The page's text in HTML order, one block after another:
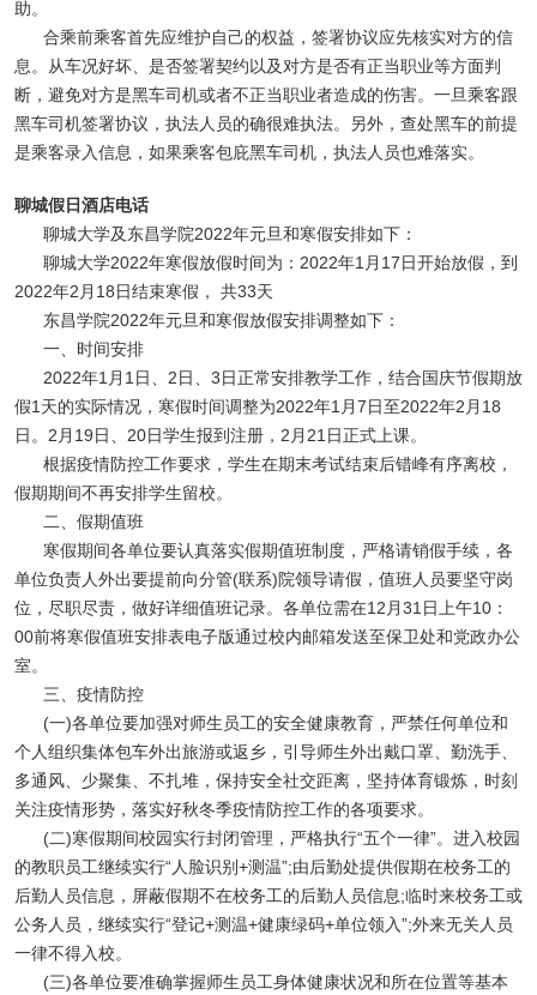
助。
合乘前乘客首先应维护自己的权益，签署协议应先核实对方的信
息。从车况好坏、是否签署契约以及对方是否有正当职业等方面判
断，避免对方是黑车司机或者不正当职业者造成的伤害。一旦乘客跟
黑车司机签署协议，执法人员的确很难执法。另外，查处黑车的前提
是乘客录入信息，如果乘客包庇黑车司机，执法人员也难落实。
聊城假日酒店电话
聊城大学及东昌学院2022年元旦和寒假安排如下：
聊城大学2022年寒假放假时间为：2022年1月17日开始放假，到
2022年2月18日结束寒假， 共33天
东昌学院2022年元旦和寒假放假安排调整如下：
一、时间安排
2022年1月1日、2日、3日正常安排教学工作，结合国庆节假期放
假1天的实际情况，寒假时间调整为2022年1月7日至2022年2月18
日。2月19日、20日学生报到注册，2月21日正式上课。
根据疫情防控工作要求，学生在期末考试结束后错峰有序离校，
假期期间不再安排学生留校。
二、假期值班
寒假期间各单位要认真落实假期值班制度，严格请销假手续，各
单位负责人外出要提前向分管(联系)院领导请假，值班人员要坚守岗
位，尽职尽责，做好详细值班记录。各单位需在12月31日上午10：
00前将寒假值班安排表电子版通过校内邮箱发送至保卫处和党政办公
室。
三、疫情防控
(一)各单位要加强对师生员工的安全健康教育，严禁任何单位和
个人组织集体包车外出旅游或返乡，引导师生外出戴口罩、勤洗手、
多通风、少聚集、不扎堆，保持安全社交距离，坚持体育锻炼，时刻
关注疫情形势，落实好秋冬季疫情防控工作的各项要求。
(二)寒假期间校园实行封闭管理，严格执行“五个一律”。进入校园
的教职员工继续实行“人脸识别+测温”;由后勤处提供假期在校务工的
后勤人员信息，屏蔽假期不在校务工的后勤人员信息;临时来校务工或
公务人员，继续实行“登记+测温+健康绿码+单位领入”;外来无关人员
一律不得入校。
(三)各单位要准确掌握师生员工身体健康状况和所在位置等基本